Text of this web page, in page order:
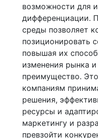
возможности для
дифференциации.
среды позволяет
позиционировать
повышая их
изменения рынка и
преимущество.
компаниям
решения,
ресурсы и
маркетингу и
превзойти